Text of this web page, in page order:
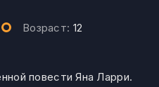
Возраст: 12
повести Яна Ларри.